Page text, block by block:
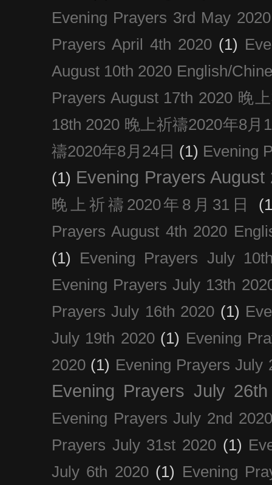
Evening Prayers 3rd May 2020
Prayers April 4th 2020 (1)
August 10th 2020 English/
Prayers August 17th 2020 晚
18th 2020 晚上祈禱2020年8月
禱2020年8月24日 (1) Evening
(1) Evening Prayers August
晚上祈禱2020年8月31日
Prayers August 4th 2020
(1)
Evening Prayers July
Evening Prayers July 13th
Prayers July 16th 2020 (1)
July 19th 2020 (1) Evening
2020 (1) Evening Prayers July
Evening Prayers July
Evening Prayers July 2nd 2020
Prayers July 31st 2020 (1)
July 6th 2020 (1) Evening